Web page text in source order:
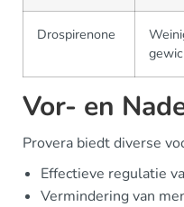
Drospirenone
Vor- en
Provera biedt diverse
Effectieve regulatie
Vermindering van